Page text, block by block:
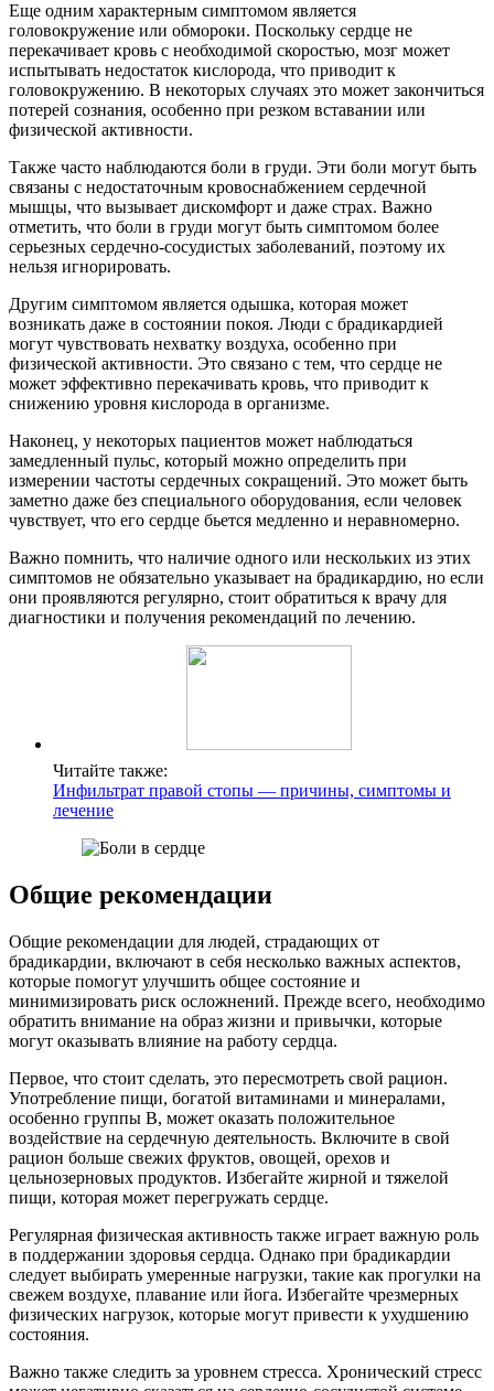
Еще одним характерным симптомом является
головокружение или обмороки. Поскольку сердце не
перекачивает кровь с необходимой скоростью, мозг может
испытывать недостаток кислорода, что приводит к
головокружению. В некоторых случаях это может закончиться
потерей сознания, особенно при резком вставании или
физической активности.
Также часто наблюдаются боли в груди. Эти боли могут быть
связаны с недостаточным кровоснабжением сердечной
мышцы, что вызывает дискомфорт и даже страх. Важно
отметить, что боли в груди могут быть симптомом более
серьезных сердечно-сосудистых заболеваний, поэтому их
нельзя игнорировать.
Другим симптомом является одышка, которая может
возникать даже в состоянии покоя. Люди с брадикардией
могут чувствовать нехватку воздуха, особенно при
физической активности. Это связано с тем, что сердце не
может эффективно перекачивать кровь, что приводит к
снижению уровня кислорода в организме.
Наконец, у некоторых пациентов может наблюдаться
замедленный пульс, который можно определить при
измерении частоты сердечных сокращений. Это может быть
заметно даже без специального оборудования, если человек
чувствует, что его сердце бьется медленно и неравномерно.
Важно помнить, что наличие одного или нескольких из этих
симптомов не обязательно указывает на брадикардию, но если
они проявляются регулярно, стоит обратиться к врачу для
диагностики и получения рекомендаций по лечению.
Читайте также:
Инфильтрат правой стопы — причины, симптомы и
лечение
Общие рекомендации
Общие рекомендации для людей, страдающих от
брадикардии, включают в себя несколько важных аспектов,
которые помогут улучшить общее состояние и
минимизировать риск осложнений. Прежде всего, необходимо
обратить внимание на образ жизни и привычки, которые
могут оказывать влияние на работу сердца.
Первое, что стоит сделать, это пересмотреть свой рацион.
Употребление пищи, богатой витаминами и минералами,
особенно группы B, может оказать положительное
воздействие на сердечную деятельность. Включите в свой
рацион больше свежих фруктов, овощей, орехов и
цельнозерновых продуктов. Избегайте жирной и тяжелой
пищи, которая может перегружать сердце.
Регулярная физическая активность также играет важную роль
в поддержании здоровья сердца. Однако при брадикардии
следует выбирать умеренные нагрузки, такие как прогулки на
свежем воздухе, плавание или йога. Избегайте чрезмерных
физических нагрузок, которые могут привести к ухудшению
состояния.
Важно также следить за уровнем стресса. Хронический стресс